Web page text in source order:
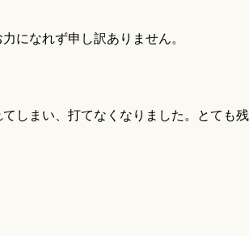
になれず申し訳ありません。
しまい、打てなくなりました。とても